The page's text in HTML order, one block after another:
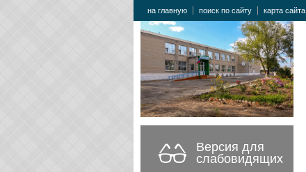
на главную поиск по сайту карта сайта
Версия для
слабовидящих